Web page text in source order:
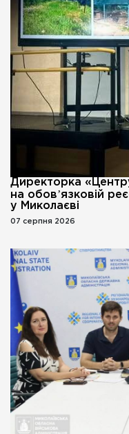
Директорка
на обовʼязковій
у Миколаєві
07 серпня 2026